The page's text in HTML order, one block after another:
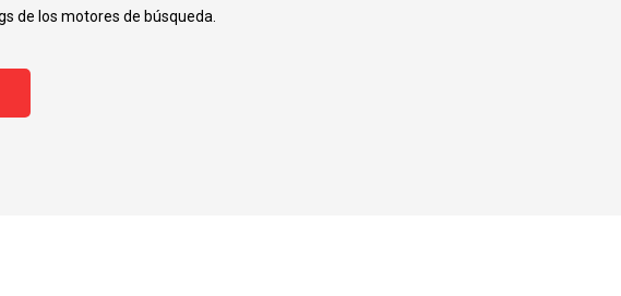
de los motores de búsqueda.